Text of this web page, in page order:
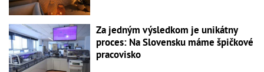
Za jedným výsledkom je unikátny
proces: Na Slovensku máme špičkové
pracovisko